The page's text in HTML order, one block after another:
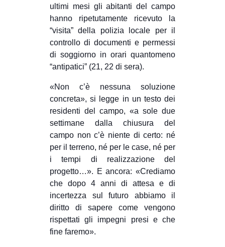
ultimi mesi gli abitanti del campo
hanno ripetutamente ricevuto la
“visita” della polizia locale per il
controllo di documenti e permessi
di soggiorno in orari quantomeno
“antipatici” (21, 22 di sera).
«Non c’è nessuna soluzione
concreta», si legge in un testo dei
residenti del campo, «a sole due
settimane dalla chiusura del
campo non c’è niente di certo: né
per il terreno, né per le case, né per
i tempi di realizzazione del
progetto…». E ancora: «Crediamo
che dopo 4 anni di attesa e di
incertezza sul futuro abbiamo il
diritto di sapere come vengono
rispettati gli impegni presi e che
fine faremo».